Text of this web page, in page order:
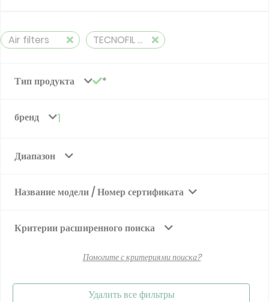
Air filters TECNOFIL AG
Тип продукта
бренд 1
Диапазон
Название модели / Номер сертификата
Критерии расширенного поиска
Помогите с критериями поиска?
Удалить все фильтры